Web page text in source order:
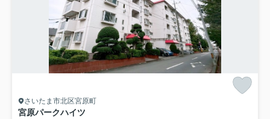
さいたま市北区宮原町
宮原パークハイツ